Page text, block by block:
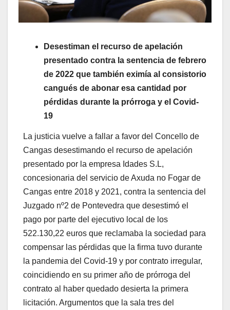
Desestiman el recurso de apelación
presentado contra la sentencia de febrero
de 2022 que también eximía al consistorio
cangués de abonar esa cantidad por
pérdidas durante la prórroga y el Covid-
19
La justicia vuelve a fallar a favor del Concello de
Cangas desestimando el recurso de apelación
presentado por la empresa Idades S.L,
concesionaria del servicio de Axuda no Fogar de
Cangas entre 2018 y 2021, contra la sentencia del
Juzgado nº2 de Pontevedra que desestimó el
pago por parte del ejecutivo local de los
522.130,22 euros que reclamaba la sociedad para
compensar las pérdidas que la firma tuvo durante
la pandemia del Covid-19 y por contrato irregular,
coincidiendo en su primer año de prórroga del
contrato al haber quedado desierta la primera
licitación. Argumentos que la sala tres del